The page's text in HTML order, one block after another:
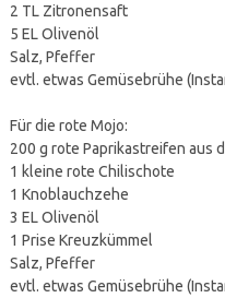
2 TL Zitronensaft
5 EL Olivenöl
Salz, Pfeffer
evtl. etwas Gemüsebrühe
Für die rote Mojo:
200 g rote Paprikastreifen aus
1 kleine rote Chilischote
1 Knoblauchzehe
3 EL Olivenöl
1 Prise Kreuzkümmel
Salz, Pfeffer
evtl. etwas Gemüsebrühe